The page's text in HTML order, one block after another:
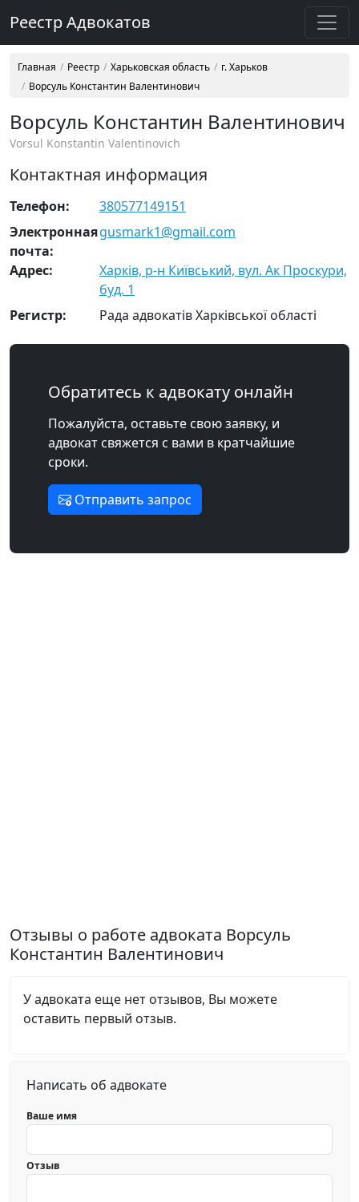
Реестр Адвокатов
Главная Реестр Харьковская область
г. Харьков
Ворсуль Константин Валентинович
Ворсуль Константин Валентинович
Vorsul Konstantin Valentinovich
Контактная информация
Телефон:
380577149151
Электронная
почта:
gusmark1@gmail.com
Адрес:
Харків, р-н Київський, вул. Ак Проскури,
буд. 1
Регистр:
Рада адвокатів Харківської області
Обратитесь к адвокату онлайн
Пожалуйста, оставьте свою заявку, и
адвокат свяжется с вами в кратчайшие
сроки.
Отправить запрос
Отзывы о работе адвоката Ворсуль
Константин Валентинович
У адвоката еще нет отзывов, Вы можете
оставить первый отзыв.
Написать об адвокате
Ваше имя
Отзыв